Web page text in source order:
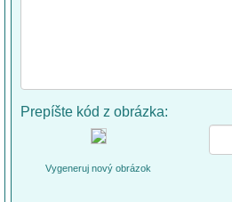
Prepíšte kód z obrázka:
Vygeneruj nový obrázok